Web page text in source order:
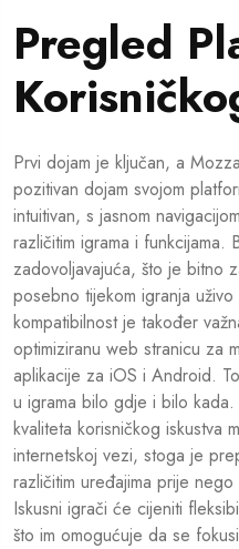
Pregled
Prvi dojam je ključan, a
pozitivan dojam svojom
intuitivan, s jasnom
različitim igrama i funkcijama.
zadovoljavajuća, što je bitno
posebno tijekom igranja
kompatibilnost je također
optimiziranu web stranicu za
aplikacije za iOS i Android.
u igrama bilo gdje i bilo
kvaliteta korisničkog iskustva
internetskoj vezi, stoga je
različitim uređajima prije
Iskusni igrači će cijeniti
što im omogućuje da se